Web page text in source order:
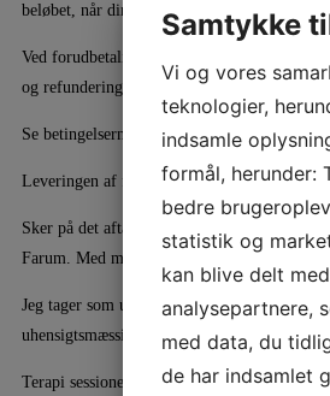
beløbet, når din tid er booket.
Ved forudbetalinger igennem
og refunderingsbetingelser, som beskrevet
Se betingelserne for køb af klippekort
Leveringen af fysiske behandlinger/sessioner:
Sker på det aftalte tidspunkt på min adresse:
Farum. Med mindre andet er aftalt.
Jeg tager som udgangspunkt ikke ud og
uhensigtsmæssig arbejdsstilling m.m.
Terapi sessioner kan i visse tilfælde godt
Samtykke
Vi og vores
teknologier,
indsamle
formål, herunder:
bedre
statistik og
kan blive delt
analysepartnere,
med data, du
de har indsamlet